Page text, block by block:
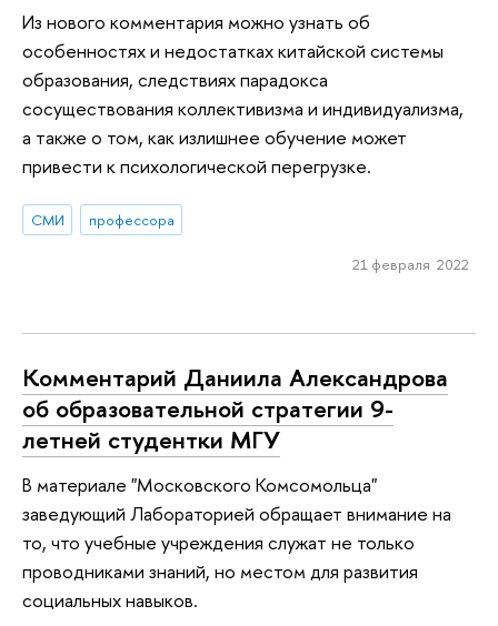
Из нового комментария можно узнать об
особенностях и недостатках китайской системы
образования, следствиях парадокса
сосуществования коллективизма и индивидуализма,
а также о том, как излишнее обучение может
привести к психологической перегрузке.
СМИ профессора
21 февраля 2022
Комментарий Даниила Александрова
об образовательной стратегии 9-
летней студентки МГУ
В материале "Московского Комсомольца"
заведующий Лабораторией обращает внимание на
то, что учебные учреждения служат не только
проводниками знаний, но местом для развития
социальных навыков.